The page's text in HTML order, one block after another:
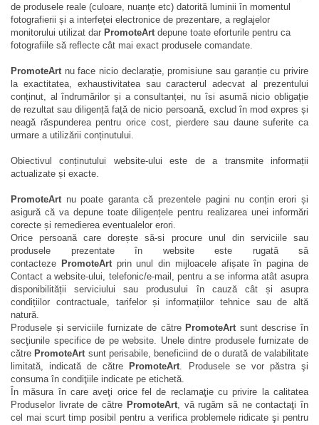
de produsele reale (culoare, nuanțe etc) datorită luminii în momentul
fotografierii și a interfeței electronice de prezentare, a reglajelor
monitorului utilizat dar PromoteArtdepune toate eforturile pentru ca
fotografiile să reflecte cât mai exact produsele comandate.
PromoteArtnu face nicio declarație, promisiune sau garanție cu privire
la exactitatea, exhaustivitatea sau caracterul adecvat al prezentului
conținut, al îndrumărilor și a consultanței, nu îsi asumă nicio obligație
de rezultat sau diligență față de nicio persoană, exclud în mod expres și
neagă răspunderea pentru orice cost, pierdere sau daune suferite ca
urmare a utilizării conținutului.
Obiectivul conținutului website-ului este de a transmite informații
actualizate și exacte.
PromoteArtnu poate garanta că prezentele pagini nu conțin erori și
asigură că va depune toate diligențele pentru realizarea unei informări
corecte și remedierea eventualelor erori.
Orice persoană care dorește să-si procure unul din serviciile sau
produsele prezentate în website este rugată să
contacteze PromoteArtprin unul din mijloacele afișate în pagina de
Contact a website-ului, telefonic/e-mail , pentru a se informa atât asupra
disponibilității serviciului sau produsului în cauză cât și asupra
condițiilor contractuale, tarifelor și informațiilor tehnice sau de altă
natură.
Produsele și serviciile furnizate de către PromoteArtsunt descrise în
secţiunile specifice de pe website. Unele dintre produsele furnizate de
către PromoteArtsunt perisabile, beneficiind de o durată de valabilitate
limitată, indicată de către
PromoteArt. Produsele se vor păstra şi
consuma în condiţiile indicate pe etichetă.
În măsura în care aveţi orice fel de reclamaţie cu privire la calitatea
Produselor livrate de către PromoteArt, vă rugăm să ne contactaţi în
cel mai scurt timp posibil pentru a verifica problemele ridicate şi pentru